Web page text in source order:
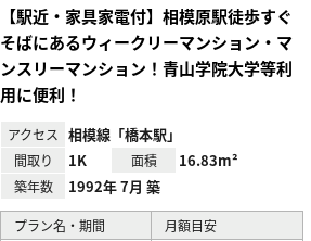
【駅近・家具家電付】相模原駅徒歩すぐ
そばにあるウィークリーマンション・マ
ンスリーマンション！青山学院大学等利
用に便利！
アクセス 相模線「橋本駅」
間取り 1K 面積 16.83m²
築年数 1992年 7月 築
プラン名・期間 月額目安